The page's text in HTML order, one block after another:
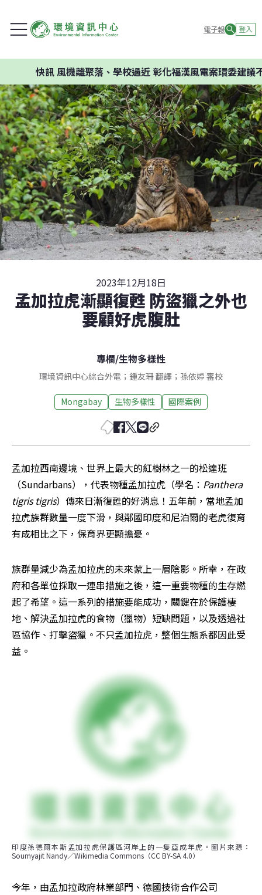
電子報 登入
風機離聚落、學校過近 彰化福漢風電案環委建議不應開發
2023年12月18日
孟加拉虎漸顯復甦 防盜獵之外也
要顧好虎腹肚
專欄/生物多樣性
環境資訊中心綜合外電；鍾友珊 翻譯；孫依婷 審校
Mongabay 生物多樣性 國際案例
孟加拉西南邊境、世界上最大的紅樹林之一的松達班
（Sundarbans），代表物種孟加拉虎（學名： Panthera
tigris tigris）傳來日漸復甦的好消息！五年前，當地孟加
拉虎族群數量一度下滑，與鄰國印度和尼泊爾的老虎復育
有成相比之下，保育界更顯擔憂。
族群量減少為孟加拉虎的未來蒙上一層陰影。所幸，在政
府和各單位採取一連串措施之後，這一重要物種的生存燃
起了希望。這一系列的措施要能成功，關鍵在於保護棲
地、解決孟加拉虎的食物（獵物）短缺問題，以及透過社
區協作、打擊盜獵。不只孟加拉虎，整個生態系都因此受
益。
印度孫德爾本斯孟加拉虎保護區河岸上的一隻亞成年虎。圖片來源：
Soumyajit Nandy／Wikimedia Commons（CC BY-SA 4.0）
今年，由孟加拉政府林業部門、德國技術合作公司